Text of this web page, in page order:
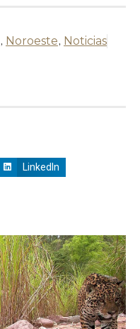
, Noroeste, Noticias
LinkedIn